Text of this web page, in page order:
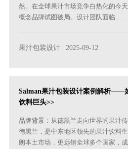
然。在全球果汁市场竞争白热化的今
概念品牌试图破局。设计团队面临......
果汁包装设计 | 2025-09-12
Salman果汁包装设计案例解析——
饮料巨头>>
品牌背景：从德黑兰走向世界的果汁
德黑兰，是中东地区领先的果汁饮料
朗本土市场，更远销全球多个国家，